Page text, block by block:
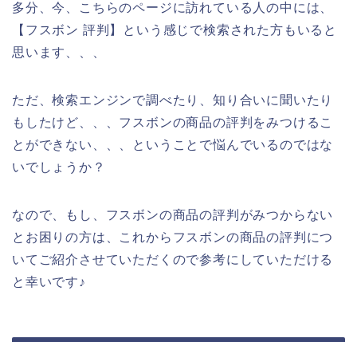
多分、今、こちらのページに訪れている人の中には、
【フスボン 評判】という感じで検索された方もいると
思います、、、
ただ、検索エンジンで調べたり、知り合いに聞いたり
もしたけど、、、フスボンの商品の評判をみつけるこ
とができない、、、ということで悩んでいるのではな
いでしょうか？
なので、もし、フスボンの商品の評判がみつからない
とお困りの方は、これからフスボンの商品の評判につ
いてご紹介させていただくので参考にしていただける
と幸いです♪